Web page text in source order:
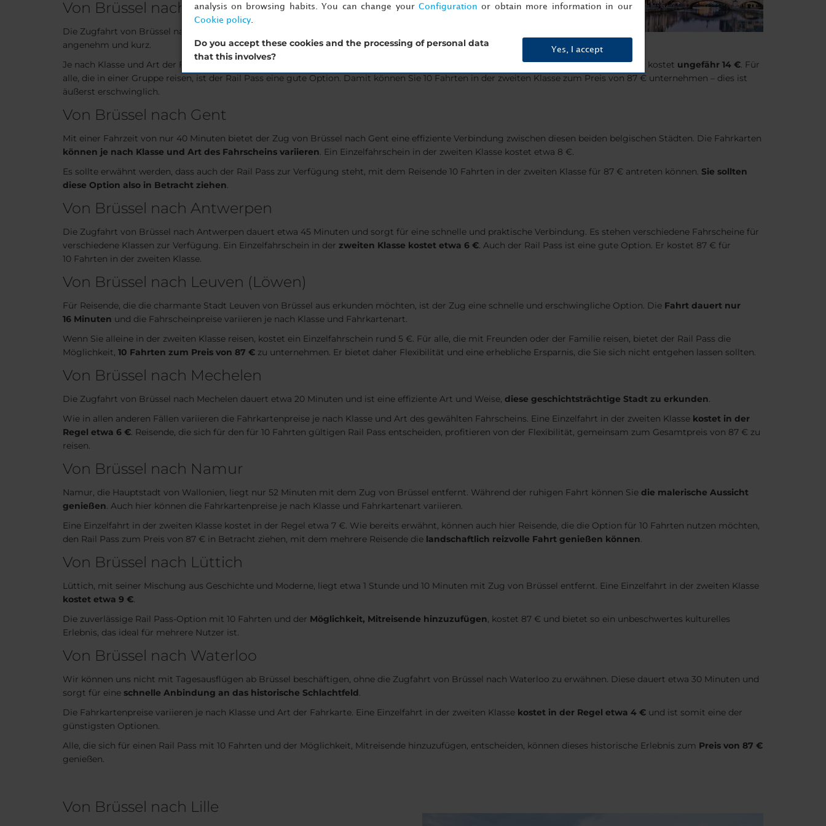
Von Brüssel nach Brügge
Die Zugfahrt von Brüssel nach Brügge dauert
angenehm und kurz.
Je nach Klasse und Art der Fahrkarte, für die Sie sich entscheiden, können die Preise variieren. Ein Einzelfahrschein in der zweiten Klasse kostet ungefähr 14 €. Für
alle, die in einer Gruppe reisen, ist der Rail Pass eine gute Option. Damit können Sie 10 Fahrten in der zweiten Klasse zum Preis von 87 € unternehmen – dies ist
äußerst erschwinglich.
Von Brüssel nach Gent
Mit einer Fahrzeit von nur 40 Minuten bietet der Zug von Brüssel nach Gent eine effiziente Verbindung zwischen diesen beiden belgischen Städten. Die Fahrkarten
können je nach Klasse und Art des Fahrscheins variieren. Ein Einzelfahrschein in der zweiten Klasse kostet etwa 8 €.
Es sollte erwähnt werden, dass auch der Rail Pass zur Verfügung steht, mit dem Reisende 10 Fahrten in der zweiten Klasse für 87 € antreten können. Sie sollten
diese Option also in Betracht ziehen.
Von Brüssel nach Antwerpen
Die Zugfahrt von Brüssel nach Antwerpen dauert etwa 45 Minuten und sorgt für eine schnelle und praktische Verbindung. Es stehen verschiedene Fahrscheine für
verschiedene Klassen zur Verfügung. Ein Einzelfahrschein in der zweiten Klasse kostet etwa 6 €. Auch der Rail Pass ist eine gute Option. Er kostet 87 € für
10 Fahrten in der zweiten Klasse.
Von Brüssel nach Leuven (Löwen)
Für Reisende, die die charmante Stadt Leuven von Brüssel aus erkunden möchten, ist der Zug eine schnelle und erschwingliche Option. Die Fahrt dauert nur
16 Minuten und die Fahrscheinpreise variieren je nach Klasse und Fahrkartenart.
Wenn Sie alleine in der zweiten Klasse reisen, kostet ein Einzelfahrschein rund 5 €. Für alle, die mit Freunden oder der Familie reisen, bietet der Rail Pass die
Möglichkeit, 10 Fahrten zum Preis von 87 € zu unternehmen. Er bietet daher Flexibilität und eine erhebliche Ersparnis, die Sie sich nicht entgehen lassen sollten.
Von Brüssel nach Mechelen
Die Zugfahrt von Brüssel nach Mechelen dauert etwa 20 Minuten und ist eine effiziente Art und Weise, diese geschichtsträchtige Stadt zu erkunden.
Wie in allen anderen Fällen variieren die Fahrkartenpreise je nach Klasse und Art des gewählten Fahrscheins. Eine Einzelfahrt in der zweiten Klasse kostet in der
Regel etwa 6 €. Reisende, die sich für den für 10 Fahrten gültigen Rail Pass entscheiden, profitieren von der Flexibilität, gemeinsam zum Gesamtpreis von 87 € zu
reisen.
Von Brüssel nach Namur
Namur, die Hauptstadt von Wallonien, liegt nur 52 Minuten mit dem Zug von Brüssel entfernt. Während der ruhigen Fahrt können Sie die malerische Aussicht
genießen. Auch hier können die Fahrkartenpreise je nach Klasse und Fahrkartenart variieren.
Eine Einzelfahrt in der zweiten Klasse kostet in der Regel etwa 7 €. Wie bereits erwähnt, können auch hier Reisende, die die Option für 10 Fahrten nutzen möchten,
den Rail Pass zum Preis von 87 € in Betracht ziehen, mit dem mehrere Reisende die landschaftlich reizvolle Fahrt genießen können.
Von Brüssel nach Lüttich
Lüttich, mit seiner Mischung aus Geschichte und Moderne, liegt etwa 1 Stunde und 10 Minuten mit Zug von Brüssel entfernt. Eine Einzelfahrt in der zweiten Klasse
kostet etwa 9 €.
Die zuverlässige Rail Pass-Option mit 10 Fahrten und der Möglichkeit, Mitreisende hinzuzufügen, kostet 87 € und bietet so ein unbeschwertes kulturelles
Erlebnis, das ideal für mehrere Nutzer ist.
Von Brüssel nach Waterloo
Wir können uns nicht mit Tagesausflügen ab Brüssel beschäftigen, ohne die Zugfahrt von Brüssel nach Waterloo zu erwähnen. Diese dauert etwa 30 Minuten und
sorgt für eine schnelle Anbindung an das historische Schlachtfeld.
Die Fahrkartenpreise variieren je nach Klasse und Art der Fahrkarte. Eine Einzelfahrt in der zweiten Klasse kostet in der Regel etwa 4 € und ist somit eine der
günstigsten Optionen.
Alle, die sich für einen Rail Pass mit 10 Fahrten und der Möglichkeit, Mitreisende hinzuzufügen, entscheiden, können dieses historische Erlebnis zum Preis von 87 €
genießen.
Von Brüssel nach Lille
analysis on browsing habits. You can change your Configuration or obtain more information in our
Cookie policy.
Do you accept these cookies and the processing of personal data
that this involves?
Yes, I accept